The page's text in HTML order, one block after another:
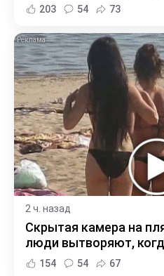
203 54 73
2 ч. назад
Скрытая камера на
люди вытворяют,
154 54 67